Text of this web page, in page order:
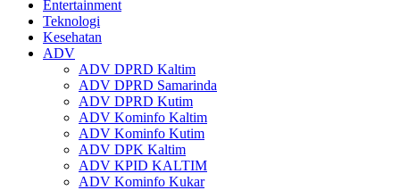
Entertainment
Teknologi
Kesehatan
ADV
ADV DPRD Kaltim
ADV DPRD Samarinda
ADV DPRD Kutim
ADV Kominfo Kaltim
ADV Kominfo Kutim
ADV DPK Kaltim
ADV KPID KALTIM
ADV Kominfo Kukar